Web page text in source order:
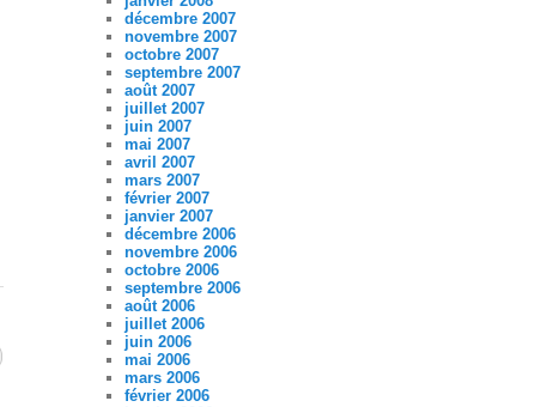
décembre 2007
novembre 2007
octobre 2007
septembre 2007
août 2007
juillet 2007
juin 2007
mai 2007
avril 2007
mars 2007
février 2007
janvier 2007
décembre 2006
novembre 2006
octobre 2006
septembre 2006
août 2006
juillet 2006
juin 2006
mai 2006
mars 2006
février 2006